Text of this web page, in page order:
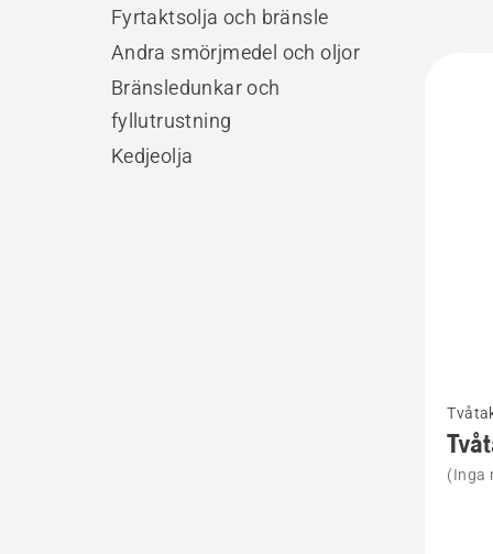
Fyrtaktsolja och bränsle
Andra smörjmedel och oljor
Bränsledunkar och
fyllutrustning
Kedjeolja
mer
om
(Inga